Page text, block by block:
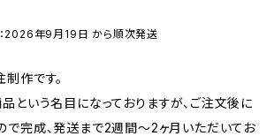
2026年9月19日 から順次発送
作です。
という名目になっておりますが、ご注文後に
で完成、発送まで2週間〜2ヶ月いただいてお